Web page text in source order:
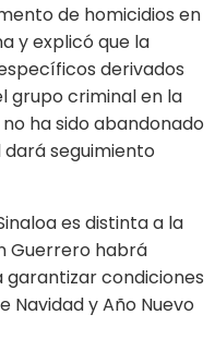
de homicidios en
y explicó que la
derivados
grupo criminal en la
ha sido abandonado
dará seguimiento
es distinta a la
Guerrero habrá
condiciones
Navidad y Año Nuevo